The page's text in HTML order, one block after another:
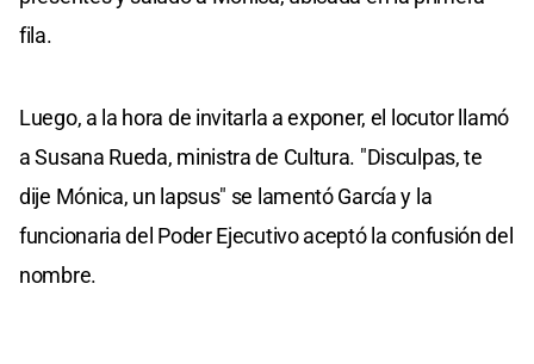
fila.
Luego, a la hora de invitarla a exponer, el locutor llamó
a Susana Rueda, ministra de Cultura. "Disculpas, te
dije Mónica, un lapsus" se lamentó García y la
funcionaria del Poder Ejecutivo aceptó la confusión del
nombre.